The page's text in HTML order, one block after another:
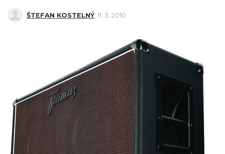
ŠTEFAN KOSTELNÝ, 11. 3. 2010